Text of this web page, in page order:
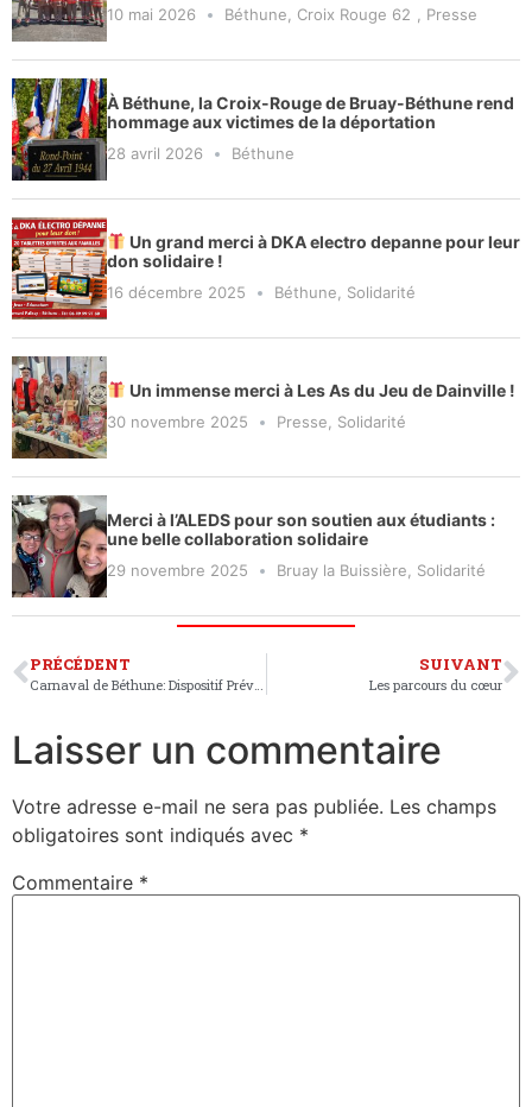
10 mai 2026 Béthune Croix Rouge 62 Presse
À Béthune, la Croix-Rouge de Bruay-Béthune rend
hommage aux victimes de la déportation
28 avril 2026 Béthune
Un grand merci à DKA electro depanne pour leur
don solidaire !
16 décembre 2025 Béthune Solidarité
Un immense merci à Les As du Jeu de Dainville !
30 novembre 2025 Presse Solidarité
Merci à l’ALEDS pour son soutien aux étudiants :
une belle collaboration solidaire
29 novembre 2025 Bruay la Buissière Solidarité
PRÉCÉDENT SUIVANT
Les parcours du cœur
Laisser un commentaire
Votre adresse e-mail ne sera pas publiée. Les champs
obligatoires sont indiqués avec *
Commentaire *